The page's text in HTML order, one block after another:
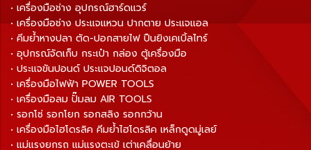
• เครื่องมือช่าง อุปกรณ์ฮาร์ดแวร์
• เครื่องมือช่าง ประแจแหวน ปากตาย ประแจแอล
• คีมย้ำหางปลา ตัด-ปอกสายไฟ ปืนยิงเคเบิ้ลไทร์
• อุปกรณ์จัดเก็บ กระเป๋า กล่อง ตู้เครื่องมือ
• ประแจขันปอนด์ ประแจปอนด์ดิจิตอล
• เครื่องมือไฟฟ้า POWER TOOLS
• เครื่องมือลม ปั๊มลม AIR TOOLS
• รอกโซ่ รอกโยก รอกสลิง รอกกว้าน
• เครื่องมือไฮโดรลิค คีมย้ำไฮโดรลิค เหล็กดูดมู่เลย์
• แม่แรงยกรถ แม่แรงตะเข้ เต่าเคลื่อนย้าย